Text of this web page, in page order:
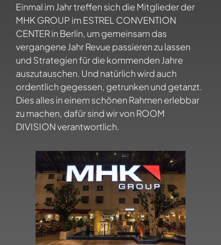
Einmal im Jahr treffen sich die Mitglieder der
MHK GROUP im ESTREL CONVENTION
CENTER in Berlin, um gemeinsam das
vergangene Jahr Revue passieren zu lassen
und Strategien für die kommenden Jahre
auszutauschen. Und natürlich wird auch
ordentlich gegessen, getrunken und getanzt.
Dies alles in einem schönen Rahmen erlebbar
zu machen, dafür sind wir von ROOM
DIVISION verantwortlich.